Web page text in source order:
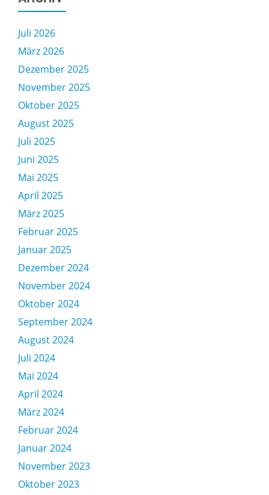
Juli 2026
März 2026
Dezember 2025
November 2025
Oktober 2025
August 2025
Juli 2025
Juni 2025
Mai 2025
April 2025
März 2025
Februar 2025
Januar 2025
Dezember 2024
November 2024
Oktober 2024
September 2024
August 2024
Juli 2024
Mai 2024
April 2024
März 2024
Februar 2024
Januar 2024
November 2023
Oktober 2023